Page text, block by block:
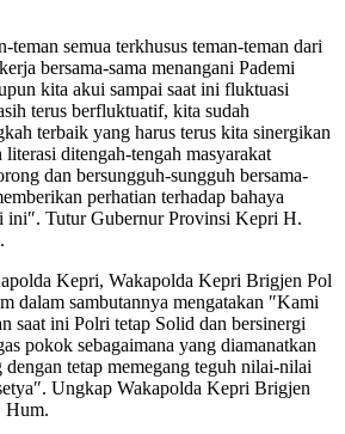
teman semua terkhusus teman-teman dari
bersama-sama menangani Pademi
kita akui sampai saat ini fluktuasi
terus berfluktuatif, kita sudah
terbaik yang harus terus kita sinergikan
ditengah-tengah masyarakat
dan bersungguh-sungguh bersama-
perhatian terhadap bahaya
ini″. Tutur Gubernur Provinsi Kepri H.
Kepri, Wakapolda Kepri Brigjen Pol
dalam sambutannya mengatakan ″Kami
saat ini Polri tetap Solid dan bersinergi
pokok sebagaimana yang diamanatkan
tetap memegang teguh nilai-nilai
Ungkap Wakapolda Kepri Brigjen
Hum.